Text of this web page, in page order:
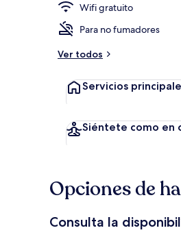
Wifi gratuito
Para no fumadores
Ver todos
Servicios
Siéntete como en
Opciones de
Consulta la